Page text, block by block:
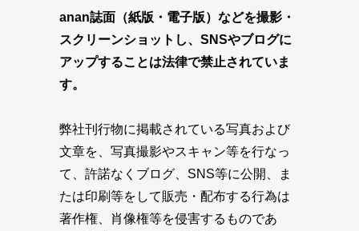
anan誌面（紙版・電子版）などを撮影・
スクリーンショットし、SNSやブログに
アップすることは法律で禁止されていま
す。
弊社刊行物に掲載されている写真および
文章を、写真撮影やスキャン等を行なっ
て、許諾なくブログ、SNS等に公開、ま
たは印刷等をして販売・配布する行為は
著作権、肖像権等を侵害するものであ